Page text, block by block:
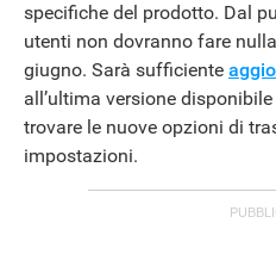
specifiche del prodotto. Dal
utenti non dovranno fare
giugno. Sarà sufficiente
all’ultima versione
trovare le nuove opzioni di
impostazioni.